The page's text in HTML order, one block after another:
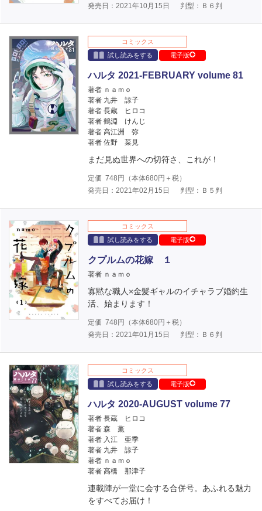
発売日：2021年10月15日 判型：Ｂ６判
コミックス
試し読みをする
電子版
ハルタ 2021-FEBRUARY volume 81
著者 ｎａｍｏ
著者 九井 諒子
著者 長蔵 ヒロコ
著者 鶴淵 けんじ
著者 高江洲 弥
著者 佐野 菜見
まだ見ぬ世界への切符さ、これが！
定価 748 円（本体680円＋税）
発売日：2021年02月15日
判型：Ｂ５判
コミックス
試し読みをする
電子版
クプルムの花嫁 １
著者 ｎａｍｏ
寡黙な職人×金髪ギャルのイチャラブ婚約生
活、始まります！
定価 748 円（本体680円＋税）
発売日：2021年01月15日
判型：Ｂ６判
コミックス
試し読みをする
電子版
ハルタ 2020-AUGUST volume 77
著者 長蔵 ヒロコ
著者 森 薫
著者 入江 亜季
著者 九井 諒子
著者 ｎａｍｏ
著者 高橋 那津子
連載陣が一堂に会する合併号。あふれる魅力
をすべてお届け！